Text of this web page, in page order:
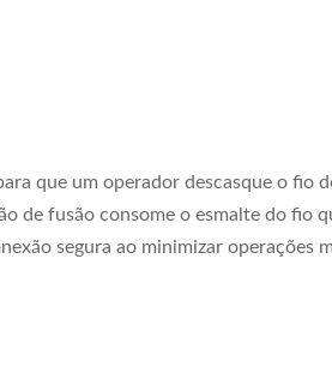
que um operador descasque o
de fusão consome o esmalte do fio
segura ao minimizar operações